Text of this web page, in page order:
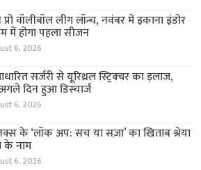
वॉलीबॉल लीग लॉन्च, नवंबर में इकाना इंडोर
में होगा पहला सीजन
6, 2026
सर्जरी से यूरिथ्रल स्ट्रिक्चर का इलाज,
दिन हुआ डिस्चार्ज
6, 2026
के ‘लॉक अप: सच या सज़ा’ का खिताब श्रेया
के नाम
6, 2026